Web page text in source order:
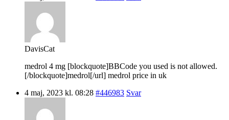
DavisCat
medrol 4 mg [blockquote]BBCode you used is not allowed.
[/blockquote]medrol[/url] medrol price in uk
4 maj, 2023 kl. 08:28 #446983 Svar